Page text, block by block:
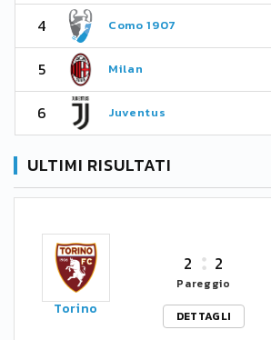
4 Como 1907
5 Milan
6 Juventus
ULTIMI RISULTATI
Torino
2 2
Pareggio
DETTAGLI